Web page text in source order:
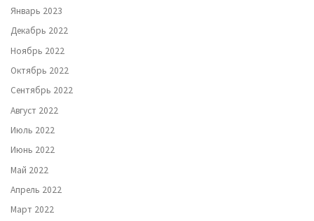
Январь 2023
Декабрь 2022
Ноябрь 2022
Октябрь 2022
Сентябрь 2022
Август 2022
Июль 2022
Июнь 2022
Май 2022
Апрель 2022
Март 2022